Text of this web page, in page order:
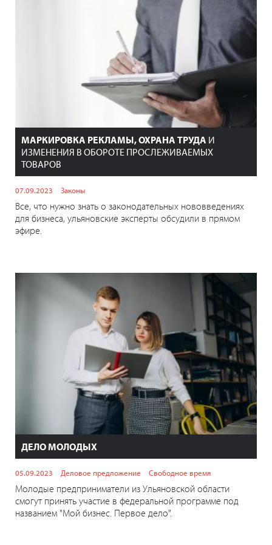
МАРКИРОВКА РЕКЛАМЫ, ОХРАНА ТРУДА И
ИЗМЕНЕНИЯ В ОБОРОТЕ ПРОСЛЕЖИВАЕМЫХ
ТОВАРОВ
07.09.2023 Законы
Все, что нужно знать о законодательных нововведениях
для бизнеса, ульяновские эксперты обсудили в прямом
эфире.
ДЕЛО МОЛОДЫХ
05.09.2023 Деловое предложение Свободное время
Молодые предприниматели из Ульяновской области
смогут принять участие в федеральной программе под
названием "Мой бизнес. Первое дело".